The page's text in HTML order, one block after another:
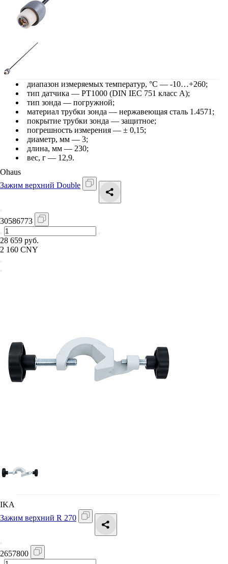
диапазон измеряемых температур, °С — -10…+260;
тип датчика — PT1000 (DIN IEC 751 класс А);
тип зонда — погружной;
материал трубки зонда — нержавеющая сталь 1.4571;
покрытие трубки зонда — защитное;
погрешность измерения — ± 0,15;
диаметр, мм — 3;
длина, мм — 230;
вес, г — 12,9.
Ohaus
Зажим верхний Double
30586773
28 659 руб.
2 160 CNY
IKA
Зажим верхний R 270
2657800